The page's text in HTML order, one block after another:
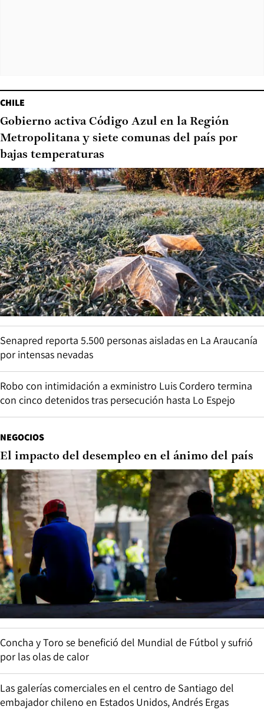
CHILE
Gobierno activa Código Azul en la Región
Metropolitana y siete comunas del país por
bajas temperaturas
Senapred reporta 5.500 personas aisladas en La Araucanía
por intensas nevadas
Robo con intimidación a exministro Luis Cordero termina
con cinco detenidos tras persecución hasta Lo Espejo
NEGOCIOS
El impacto del desempleo en el ánimo del país
Concha y Toro se benefició del Mundial de Fútbol y sufrió
por las olas de calor
Las galerías comerciales en el centro de Santiago del
embajador chileno en Estados Unidos, Andrés Ergas